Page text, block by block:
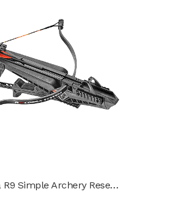
Balleta Cobra R9 Simple Archery Research